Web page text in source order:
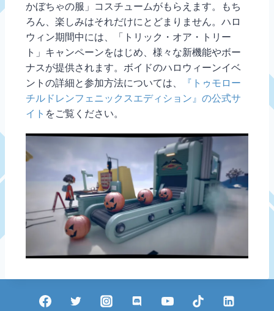
かぼちゃの服」コスチュームがもらえます。もち
ろん、楽しみはそれだけにとどまりません。ハロ
ウィン期間中には、「トリック・オア・トリー
ト」キャンペーンをはじめ、様々な新機能やボー
ナスが提供されます。ボイドのハロウィーンイベ
ントの詳細と参加方法については、
『トゥモロー
チルドレンフェニックスエディション』の公式サ
イト をご覧ください。